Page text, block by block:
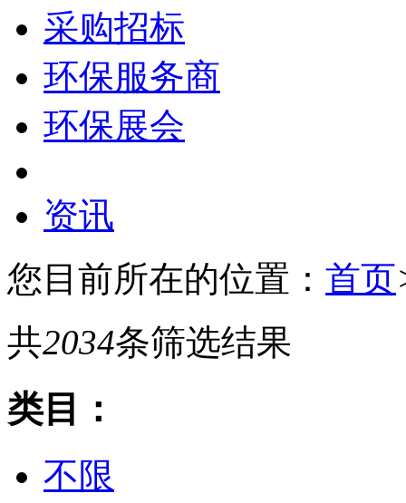
采购招标
环保服务商
环保展会
资讯
您目前所在的位置： 首页
共2034条筛选结果
类目：
不限